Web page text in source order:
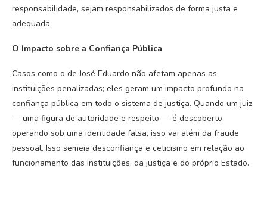
responsabilidade, sejam responsabilizados de forma justa e
adequada.
O Impacto sobre a Confiança Pública
Casos como o de José Eduardo não afetam apenas as
instituições penalizadas; eles geram um impacto profundo na
confiança pública em todo o sistema de justiça. Quando um juiz
— uma figura de autoridade e respeito — é descoberto
operando sob uma identidade falsa, isso vai além da fraude
pessoal. Isso semeia desconfiança e ceticismo em relação ao
funcionamento das instituições, da justiça e do próprio Estado.